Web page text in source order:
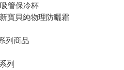
管保冷杯
寶貝純物理防曬霜
列商品
列